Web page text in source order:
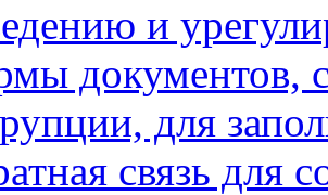
и
документов,
для
связь для